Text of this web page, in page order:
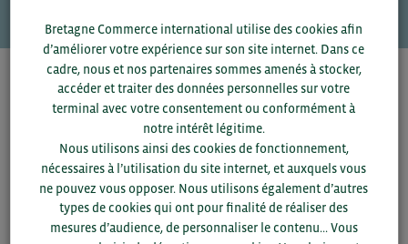
Pour voir les contacts, merci de renseigner votre
département et votre secteurou connectez-vous.
Bretagne Commerce international utilise des cookies afin
d’améliorer votre expérience sur son site internet. Dans ce
cadre, nous et nos partenaires sommes amenés à stocker,
accéder et traiter des données personnelles sur votre
terminal avec votre consentement ou conformément à
notre intérêt légitime.
Nous utilisons ainsi des cookies de fonctionnement,
nécessaires à l’utilisation du site internet, et auxquels vous
ne pouvez vous opposer. Nous utilisons également d’autres
types de cookies qui ont pour finalité de réaliser des
mesures d’audience, de personnaliser le contenu... Vous